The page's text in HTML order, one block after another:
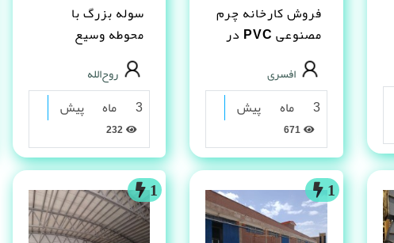
فروش کارخانه چرم
مصنوعى PVC در
شیراز
افسری
3 ماه پیش
671
سوله بزرگ با
محوطه وسیع
مناسب تولید و انبار
– یاسوجروح‌الله
3 ماه پیش
1
1